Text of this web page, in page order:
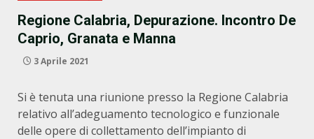
Regione Calabria, Depurazione. Incontro De
Caprio, Granata e Manna
3 Aprile 2021
Si è tenuta una riunione presso la Regione Calabria
relativo all’adeguamento tecnologico e funzionale
delle opere di collettamento dell’impianto di